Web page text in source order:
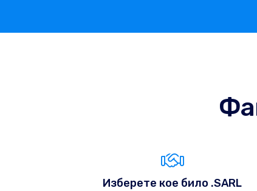
Изберете кое било .SARL